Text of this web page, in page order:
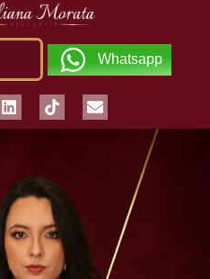
Whatsapp